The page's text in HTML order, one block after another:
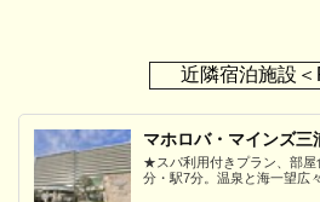
近隣宿泊施設＜
マホロバ・マインズ三
★スパ利用付きプラン、部
分・駅7分。温泉と海一望広